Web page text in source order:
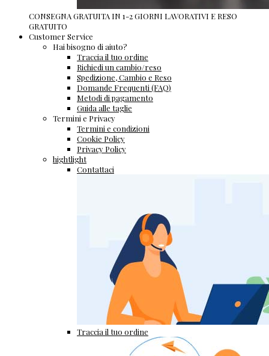
CONSEGNA GRATUITA IN 1-2 GIORNI LAVORATIVI E RESO
GRATUITO
Customer Service
Hai bisogno di aiuto?
Traccia il tuo ordine
Richiedi un cambio/reso
Spedizione, Cambio e Reso
Domande Frequenti (FAQ)
Metodi di pagamento
Guida alle taglie
Termini e Privacy
Termini e condizioni
Cookie Policy
Privacy Policy
hightlight
Contattaci
Traccia il tuo ordine